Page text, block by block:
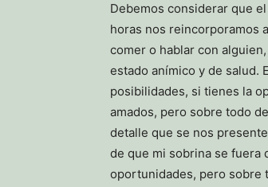
Debemos considerar que
horas nos reincorporamos
comer o hablar con
estado anímico y de salud.
posibilidades, si tienes la
amados, pero sobre todo
detalle que se nos
de que mi sobrina se fuera
oportunidades, pero sobre